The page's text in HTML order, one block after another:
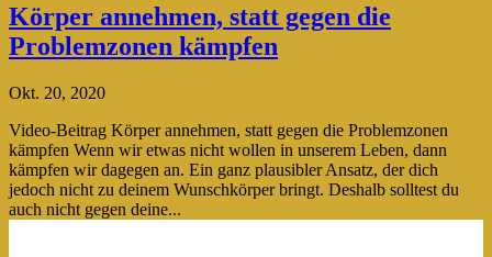
Körper annehmen, statt gegen die
Problemzonen kämpfen
Okt. 20, 2020
Video-Beitrag Körper annehmen, statt gegen die Problemzonen
kämpfen Wenn wir etwas nicht wollen in unserem Leben, dann
kämpfen wir dagegen an. Ein ganz plausibler Ansatz, der dich
jedoch nicht zu deinem Wunschkörper bringt. Deshalb solltest du
auch nicht gegen deine...